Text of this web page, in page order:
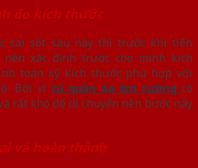
đo kích thước
sai sót sau này thì trước khi tiến
xác định trước cho mình kích
toán kỹ kích thước phù hợp với
Bởi vì tủ quần áo âm tường có
rất khó để di chuyển nên bước này
và hoàn thành